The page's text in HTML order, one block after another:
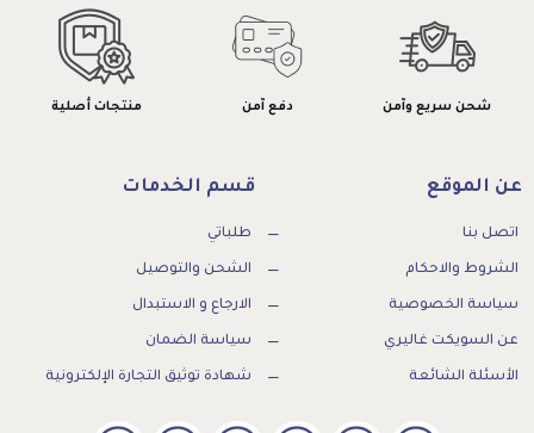
شحن سريع وآمن دفع آمن منتجات أصلية
عن الموقع
اتصل بنا
الشروط والاحكام
سياسة الخصوصية
عن السويكت غاليري
الأسئلة الشائعة
قسم الخدمات
طلباتي
الشحن والتوصيل
الارجاع و الاستبدال
سياسة الضمان
شهادة توثيق التجارة الإلكترونية